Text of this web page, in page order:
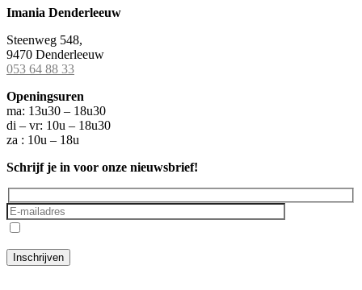
Imania Denderleeuw
Steenweg 548,
9470 Denderleeuw
053 64 88 33
Openingsuren
ma: 13u30 – 18u30
di – vr: 10u – 18u30
za : 10u – 18u
Schrijf je in voor onze nieuwsbrief!